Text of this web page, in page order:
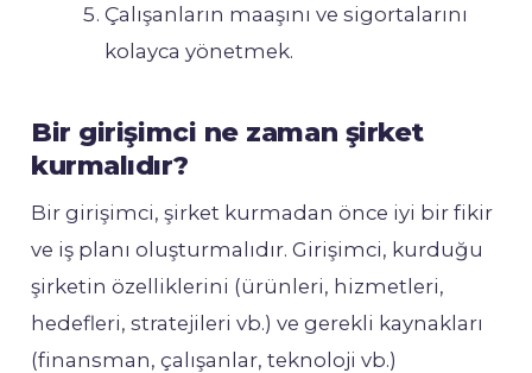
Çalışanların maaşını ve sigortalarını
kolayca yönetmek.
Bir girişimci ne zaman şirket
kurmalıdır?
Bir girişimci, şirket kurmadan önce iyi bir fikir
ve iş planı oluşturmalıdır. Girişimci, kurduğu
şirketin özelliklerini (ürünleri, hizmetleri,
hedefleri, stratejileri vb.) ve gerekli kaynakları
(finansman, çalışanlar, teknoloji vb.)